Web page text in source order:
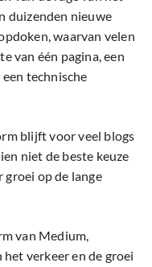
duizenden nieuwe
waarvan velen
van één pagina, een
technische
blijft voor veel blogs
niet de beste keuze
groei op de lange
van Medium,
verkeer en de groei